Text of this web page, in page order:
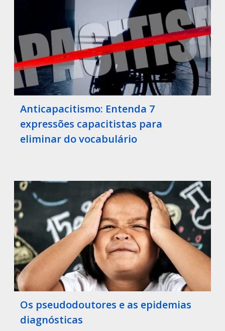
Anticapacitismo: Entenda 7
expressões capacitistas para
eliminar do vocabulário
Os pseudodoutores e as epidemias
diagnósticas